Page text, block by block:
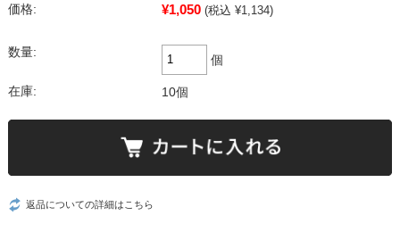
価格: ¥1,050 (税込 ¥1,134)
数量:
個
在庫: 10個
返品についての詳細はこちら